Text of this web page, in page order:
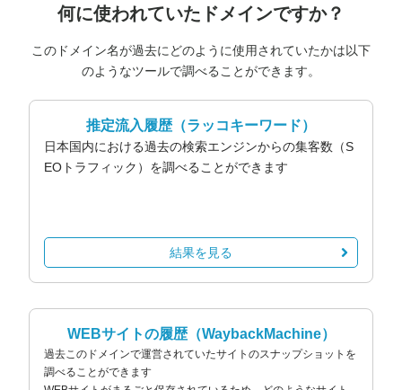
何に使われていたドメインですか？
このドメイン名が過去にどのように使用されていたかは以下
のようなツールで調べることができます。
推定流入履歴（ラッコキーワード）
日本国内における過去の検索エンジンからの集客数（S
EOトラフィック）を調べることができます
結果を見る
WEBサイトの履歴（WaybackMachine）
過去このドメインで運営されていたサイトのスナップショットを
調べることができます